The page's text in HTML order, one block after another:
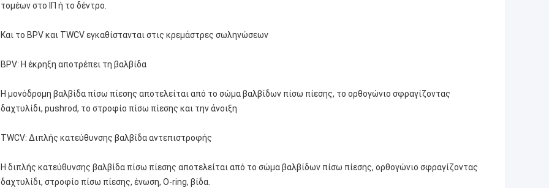
τομέων στο ΙΠ ή το δέντρο.
Και το BPV και TWCV εγκαθίστανται στις κρεμάστρες σωληνώσεων
BPV: Η έκρηξη αποτρέπει τη βαλβίδα
Η μονόδρομη βαλβίδα πίσω πίεσης αποτελείται από το σώμα βαλβίδων πίσω πίεσης, το ορθογώνιο σφραγίζοντας
δαχτυλίδι, pushrod, το στροφίο πίσω πίεσης και την άνοιξη
TWCV: Διπλής κατεύθυνσης βαλβίδα αντεπιστροφής
Η διπλής κατεύθυνσης βαλβίδα πίσω πίεσης αποτελείται από το σώμα βαλβίδων πίσω πίεσης, ορθογώνιο σφραγίζοντας
δαχτυλίδι, στροφίο πίσω πίεσης, ένωση, O-ring, βίδα.